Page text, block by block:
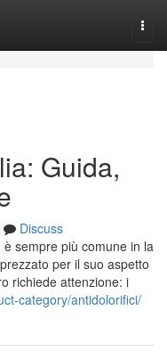
Guida,
Discuss
sempre più comune in la
per il suo aspetto
richiede attenzione: i
category/antidolorifici/